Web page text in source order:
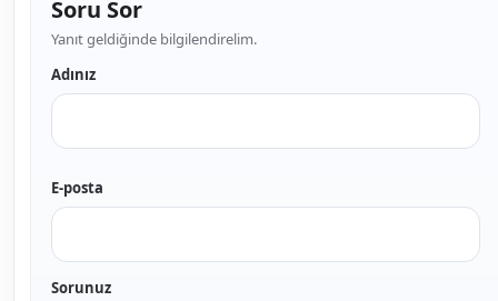
Soru Sor
Yanıt geldiğinde bilgilendirelim.
Adınız
E-posta
Sorunuz